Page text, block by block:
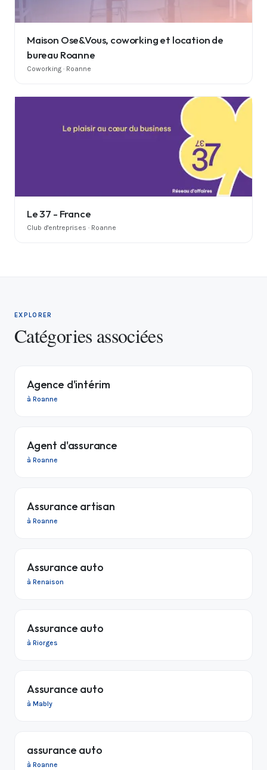
Maison Ose&Vous, coworking et location de
bureau Roanne
Coworking · Roanne
Le 37 - France
Club d'entreprises · Roanne
EXPLORER
Catégories associées
Agence d'intérim
à Roanne
Agent d'assurance
à Roanne
Assurance artisan
à Roanne
Assurance auto
à Renaison
Assurance auto
à Riorges
Assurance auto
à Mably
assurance auto
à Roanne